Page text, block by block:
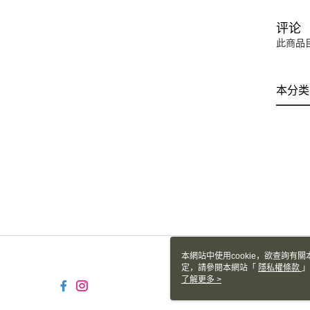
评论
此商品
本分
本網站中使用cookie，欲查詢有
定，請參閱本網站「 隱私權條款
cookie。
了解更多 >